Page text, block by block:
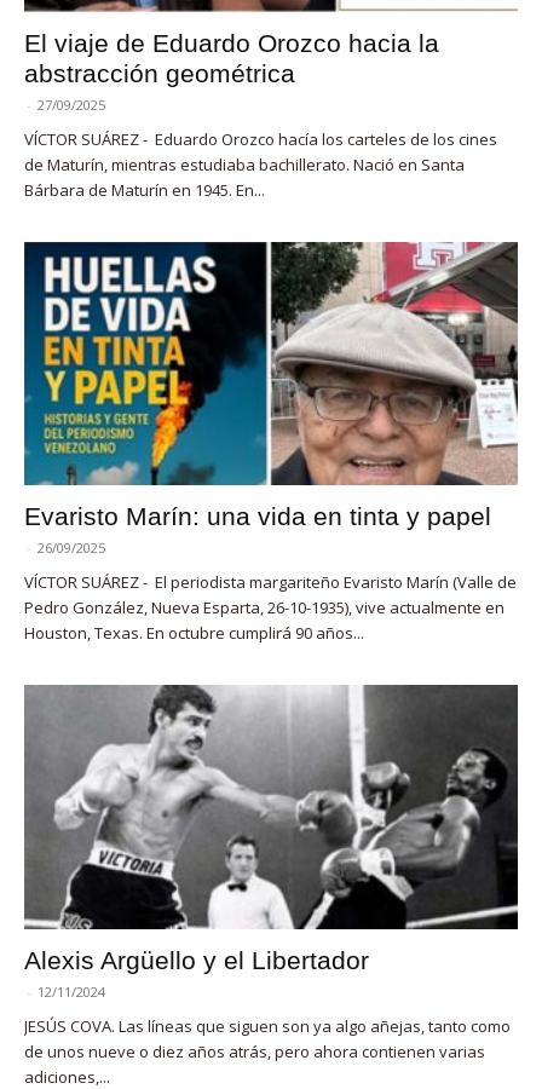
El viaje de Eduardo Orozco hacia la
abstracción geométrica
- 27/09/2025
VÍCTOR SUÁREZ - Eduardo Orozco hacía los carteles de los cines
de Maturín, mientras estudiaba bachillerato. Nació en Santa
Bárbara de Maturín en 1945. En...
Evaristo Marín: una vida en tinta y papel
- 26/09/2025
VÍCTOR SUÁREZ - El periodista margariteño Evaristo Marín (Valle de
Pedro González, Nueva Esparta, 26-10-1935), vive actualmente en
Houston, Texas. En octubre cumplirá 90 años...
Alexis Argüello y el Libertador
- 12/11/2024
JESÚS COVA. Las líneas que siguen son ya algo añejas, tanto como
de unos nueve o diez años atrás, pero ahora contienen varias
adiciones,...